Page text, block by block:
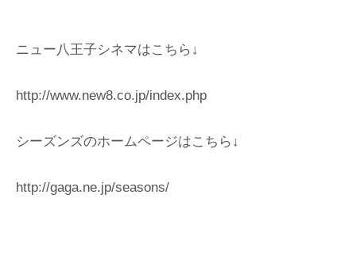
ニュー八王子シネマはこちら↓
http://www.new8.co.jp/index.php
シーズンズのホームページはこちら↓
http://gaga.ne.jp/seasons/